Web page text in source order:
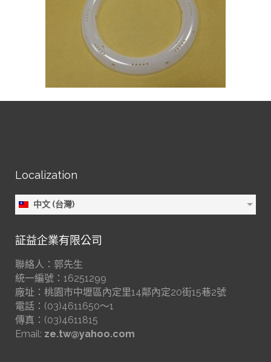
Localization
中文 (台灣)
証益企業有限公司
聯絡人：郭先生
統一編號：16251299
廠址：桃園市中壢區內定里14鄰內定20街15巷2號
電話：(03)4611650～1
傳真：(03)4611815
Email: ze.tw@yahoo.com